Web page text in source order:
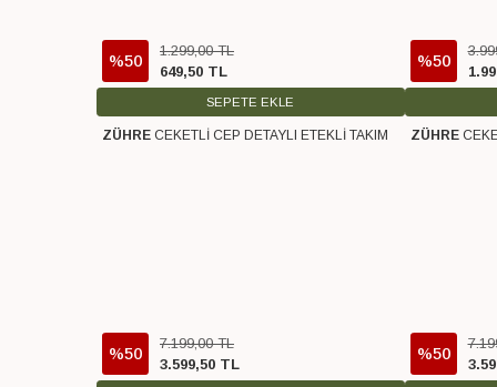
%50
1.299,00 TL
649,50 TL
SEPETE EKLE
%50
Ücretsiz Kargo
ZÜHRE CEKETLİ CEP DETAYLI ETEKLİ TAKIM
%50
7.199,00 TL
3.599,50 TL
Ücretsiz Kargo
ZÜHRE
%50